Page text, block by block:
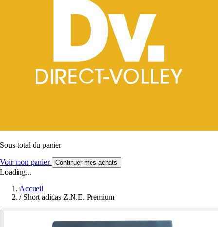
Sous-total du panier
Voir mon panier Continuer mes achats
Loading...
Accueil
/ Short adidas Z.N.E. Premium